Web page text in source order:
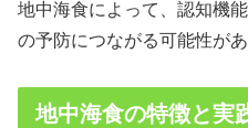
地中海食によって、認知機
の予防につながる可能性があ
地中海食の特徴と実